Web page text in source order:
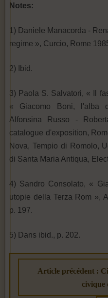
Notes:
1) Daniele Manacorda -
regime », Curcio, Rome
2) Ibid.
3) Paola S. Salvatori, « Il
« Giacomo Boni, l'alba
Alfonsina Russo -
catalogue d'exposition,
Nova, Tempio di Romolo,
di Santa Maria Antiqua,
4) Sandro Consolato, «
utopie della Terza Rom »,
p. 197.
5) Dans ibid., p. 202.
Article précédent :
civique